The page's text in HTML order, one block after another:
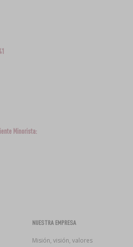
Minorista:
NUESTRA EMPRESA
Misión, visión, valores